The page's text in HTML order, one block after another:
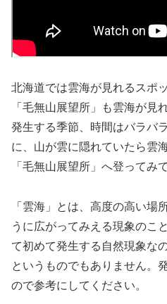
北海道では雲海が見れるスポ
「毛無山展望所」も雲海が見
発生する季節、時間はバラバ
に、山が雲に隠れていたら雲
「毛無山展望所」へ登ってみ
「雲海」とは、高度の高い場
うに広がってみえる現象のこ
て初めて発生する自然現象な
というものでもありません。
ので参考にしてください。